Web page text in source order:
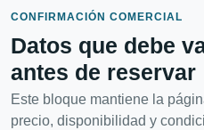
CONFIRMACIÓN COMERCIAL
Datos que debe
antes de reservar
Este bloque mantiene la
precio, disponibilidad y